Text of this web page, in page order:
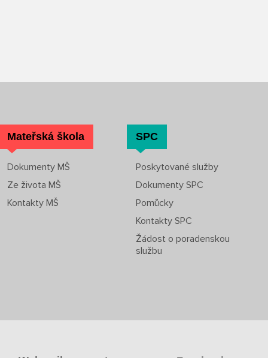
Mateřská škola
Dokumenty MŠ
Ze života MŠ
Kontakty MŠ
SPC
Poskytované služby
Dokumenty SPC
Pomůcky
Kontakty SPC
Žádost o poradenskou
službu